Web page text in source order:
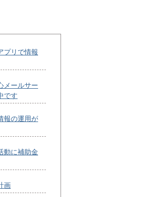
プリで情報
メールサー
です
報の運用が
動に補助金
画